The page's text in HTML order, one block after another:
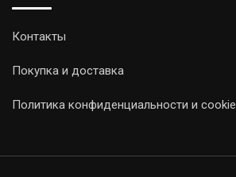
Контакты
Покупка и доставка
Политика конфиденциальности и cookie